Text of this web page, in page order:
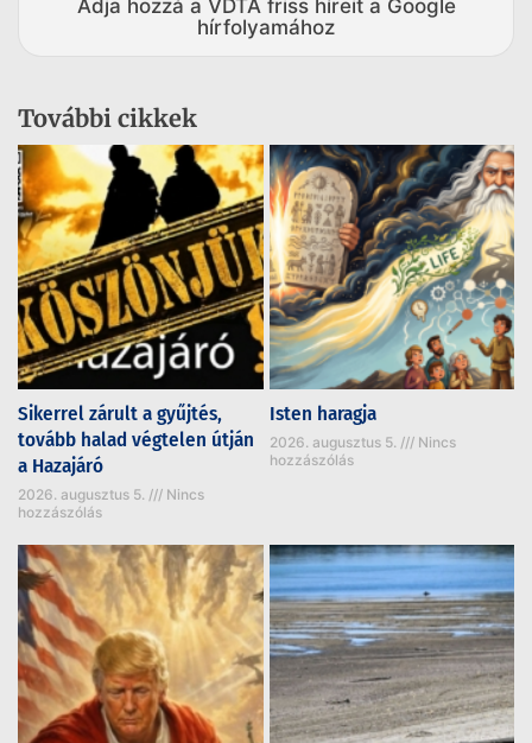
Adja hozzá a VDTA friss híreit a Google
hírfolyamához
További cikkek
Sikerrel zárult a gyűjtés,
tovább halad végtelen útján
a Hazajáró
2026. augusztus 5.
Nincs
hozzászólás
Isten haragja
2026. augusztus 5.
Nincs
hozzászólás